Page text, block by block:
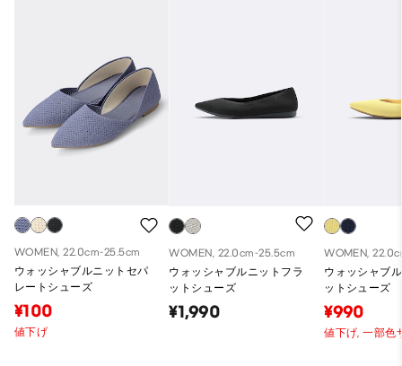
WOMEN, 22.0cm-25.5cm
ウォッシャブルニットセパ
レートシューズ
¥100
値下げ
WOMEN, 22.0cm-25.5cm
ウォッシャブルニットフラ
ットシューズ
¥1,990
WOMEN,
ウォッシャブ
ットシューズ
¥990
値下げ,一部色